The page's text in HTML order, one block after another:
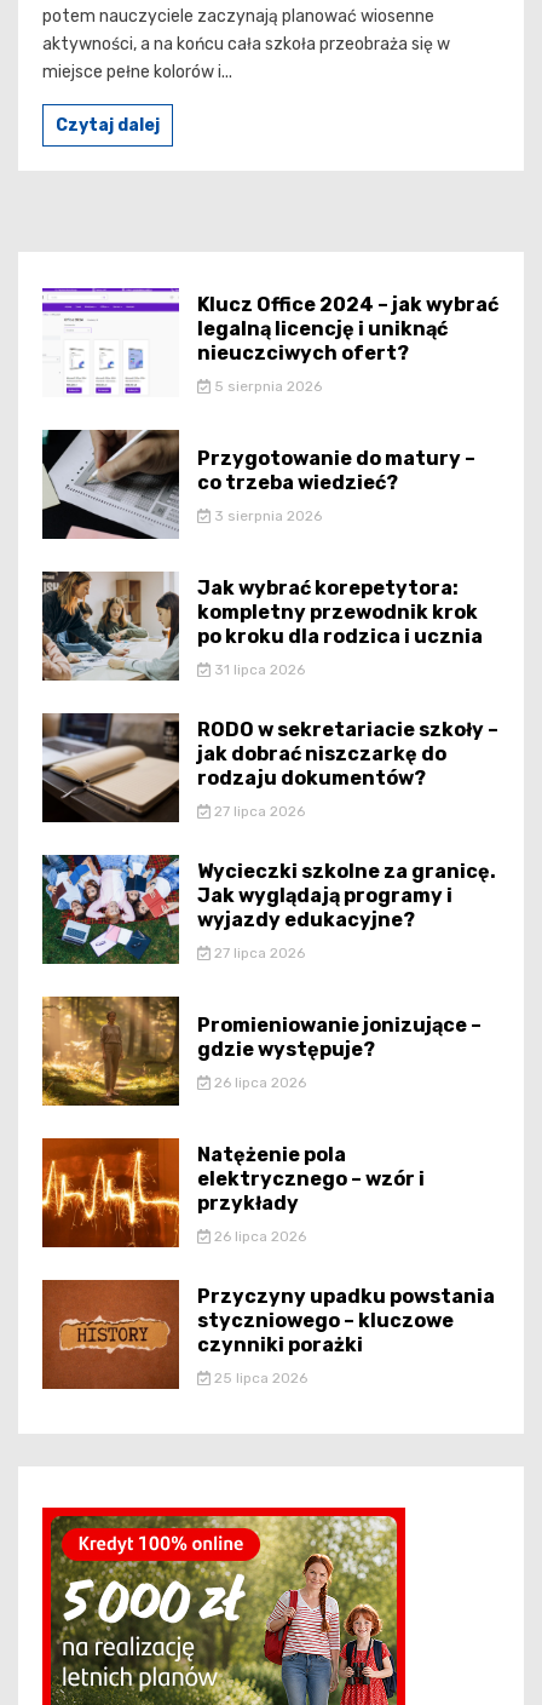
potem nauczyciele zaczynają planować wiosenne
aktywności, a na końcu cała szkoła przeobraża się w
miejsce pełne kolorów i...
Czytaj dalej
Klucz Office 2024 – jak wybrać
legalną licencję i uniknąć
nieuczciwych ofert?
5 sierpnia 2026
Przygotowanie do matury –
co trzeba wiedzieć?
3 sierpnia 2026
Jak wybrać korepetytora:
kompletny przewodnik krok
po kroku dla rodzica i ucznia
31 lipca 2026
RODO w sekretariacie szkoły –
jak dobrać niszczarkę do
rodzaju dokumentów?
27 lipca 2026
Wycieczki szkolne za granicę.
Jak wyglądają programy i
wyjazdy edukacyjne?
27 lipca 2026
Promieniowanie jonizujące –
gdzie występuje?
26 lipca 2026
Natężenie pola
elektrycznego – wzór i
przykłady
26 lipca 2026
Przyczyny upadku powstania
styczniowego – kluczowe
czynniki porażki
25 lipca 2026